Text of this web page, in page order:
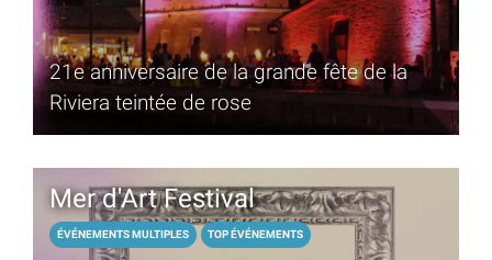
21e anniversaire de la grande fête de la
Riviera teintée de rose
Mer d'Art Festival
ÉVÉNEMENTS MULTIPLES TOP ÉVÉNEMENTS